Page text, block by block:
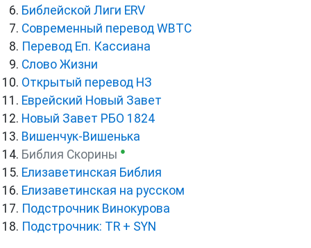
Библейской Лиги ERV
Cовременный перевод WBTC
Перевод Еп. Кассиана
Слово Жизни
Открытый перевод НЗ
Еврейский Новый Завет
Новый Завет РБО 1824
Вишенчук-Вишенька
Библия Скорины ●
Елизаветинская Библия
Елизаветинская на русском
Подстрочник Винокурова
Подстрочник: TR + SYN